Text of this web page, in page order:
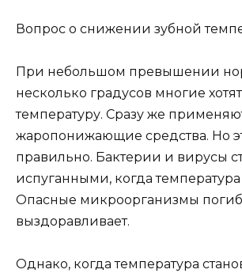
Вопрос о снижении зубной
При небольшом превышении
несколько градусов многие
температуру. Сразу же
жаропонижающие средства. Но
правильно. Бактерии и вирусы
испуганными, когда
Опасные микроорганизмы
выздоравливает.
Однако, когда температура